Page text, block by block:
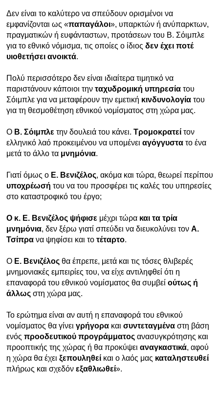
Δεν είναι το καλύτερο να σπεύδουν ορισμένοι να
εμφανίζονται ως «παπαγάλοι», υπαρκτών ή ανύπαρκτων,
πραγματικών ή ευφάνταστων, προτάσεων του Β. Σόιμπλε
για το εθνικό νόμισμα, τις οποίες ο ίδιος δεν έχει ποτέ
υιοθετήσει ανοικτά.
Πολύ περισσότερο δεν είναι ιδιαίτερα τιμητικό να
παριστάνουν κάποιοι την ταχυδρομική υπηρεσίατου
Σόιμπλε για να μεταφέρουν την εμετική κινδυνολογίατου
για τη θεσμοθέτηση εθνικού νομίσματος στη χώρα μας.
Ο Β. Σόιμπλετην δουλειά του κάνει. Τρομοκρατείτον
ελληνικό λαό προκειμένου να υπομένει αγόγγυστατο ένα
μετά το άλλο τα μνημόνια.
Γιατί όμως ο Ε. Βενιζέλος, ακόμα και τώρα, θεωρεί περίπου
υποχρέωσή του να του προσφέρει τις καλές του υπηρεσίες
στο καταστροφικό του έργο;
Ο κ. Ε. Βενιζέλος ψήφισεμέχρι τώρα και τα τρία
μνημόνια, δεν ξέρω γιατί σπεύδει να διευκολύνει τον Α.
Τσίπρανα ψηφίσει και το τέταρτο.
Ο Ε. Βενιζέλοςθα έπρεπε, μετά και τις τόσες θλιβερές
μνημονιακές εμπειρίες του, να είχε αντιληφθεί ότι η
επαναφορά του εθνικού νομίσματος θα συμβεί ούτως ή
άλλωςστη χώρα μας.
Το ερώτημα είναι αν αυτή η επαναφορά του εθνικού
νομίσματος θα γίνει γρήγορακαι συντεταγμέναστη βάση
ενός προοδευτικού προγράμματος ανασυγκρότησης και
προοπτικής της χώρας ή θα προκύψει αναγκαστικά, αφού
η χώρα θα έχει ξεπουληθείκαι ο λαός μας καταληστευθεί
πλήρως και σχεδόν εξαθλιωθεί».